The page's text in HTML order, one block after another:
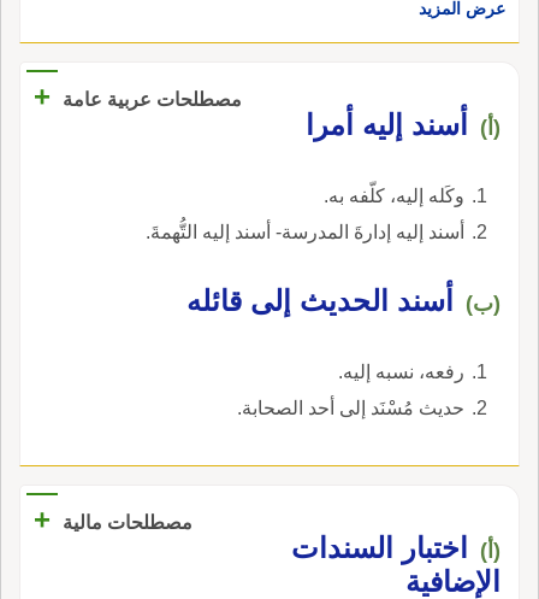
عرض المزيد
مصطلحات عربية عامة +
(أ) أسند إليه أمرا
وكَله إليه، كلّفه به.
أسند إليه إدارةَ المدرسة- أسند إليه التُّهمةَ.
(ب) أسند الحديث إلى قائله
رفعه، نسبه إليه.
حديث مُسْنَد إلى أحد الصحابة.
مصطلحات مالية +
(أ)
اختبار السندات
الإضافية